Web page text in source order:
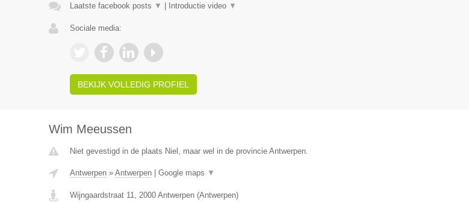
Laatste facebook posts ▼ Introductie video ▼
Sociale media:
BEKIJK VOLLEDIG PROFIEL
Wim Meeussen
Niet gevestigd in de plaats Niel, maar wel in de provincie Antwerpen.
Antwerpen» Antwerpen| Google maps ▼
Wijngaardstraat 11, 2000 Antwerpen(Antwerpen)